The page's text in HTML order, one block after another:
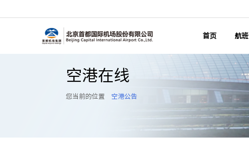
首页 航
空港在线
您当前的位置 空港公告